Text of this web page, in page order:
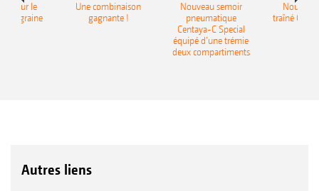
pour le
Une combinaison
gagnante !
Nouveau semoir
pneumatique
Centaya-C Special
équipé d’une trémie
deux compartiments
traîné
Autres liens